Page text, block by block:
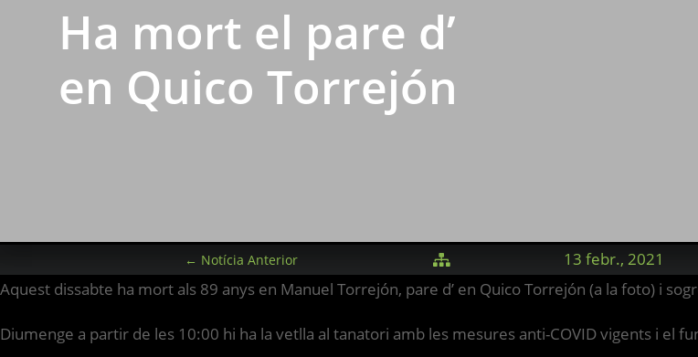
Ha mort el pare d’
en Quico Torrejón
← Notícia Anterior  13 febr., 2021
Aquest dissabte ha mort als 89 anys en Manuel Torrejón, pare d’ en Quico Torrejón (a la foto) i
Diumenge a partir de les 10:00 hi ha la vetlla al tanatori amb les mesures anti-COVID vigents i el